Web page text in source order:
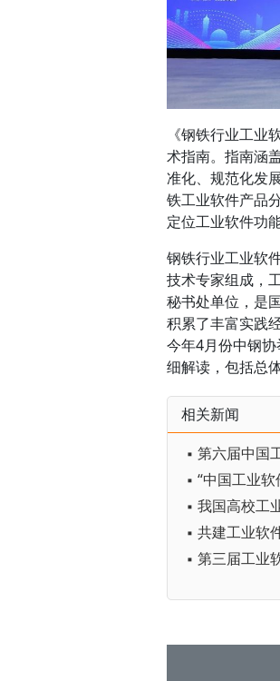
《钢铁行业工
术指南。指南涵
准化、规范化发
铁工业软件产品
定位工业软件功
钢铁行业工业软
技术专家组成，
秘书处单位，是
积累了丰富实践
今年4月份中钢
细解读，包括总
相关新闻
▪ 第六届中国
▪ “中国工业
▪ 我国高校工
▪ 第三届工业